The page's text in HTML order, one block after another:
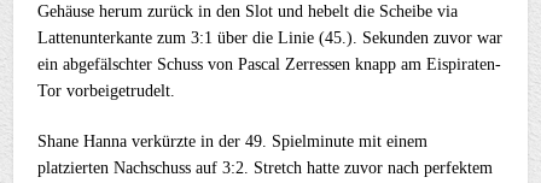
Gehäuse herum zurück in den Slot und hebelt die Scheibe via
Lattenunterkante zum 3:1 über die Linie (45.). Sekunden zuvor war
ein abgefälschter Schuss von Pascal Zerressen knapp am Eispiraten-
Tor vorbeigetrudelt.
Shane Hanna verkürzte in der 49. Spielminute mit einem
platzierten Nachschuss auf 3:2. Stretch hatte zuvor nach perfektem